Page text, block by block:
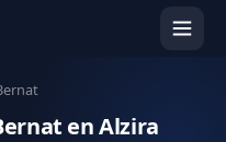
en Alzira